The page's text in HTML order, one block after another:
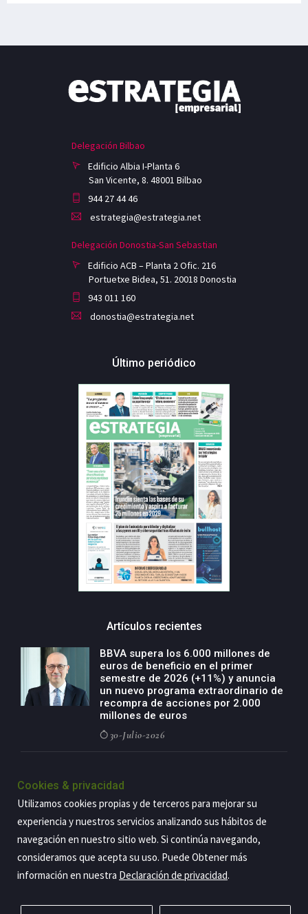
Delegación Bilbao
Edificio Albia I-Planta 6
San Vicente, 8. 48001 Bilbao
944 27 44 46
estrategia@estrategia.net
Delegación Donostia-San Sebastian
Edificio ACB – Planta 2 Ofic. 216
Portuetxe Bidea, 51. 20018 Donostia
943 011 160
donostia@estrategia.net
Último periódico
Artículos recientes
BBVA supera los 6.000 millones de
euros de beneficio en el primer
semestre de 2026 (+11%) y anuncia
un nuevo programa extraordinario de
recompra de acciones por 2.000
millones de euros
30-Julio-2026
negocio agro con un modelo global
de especialización presente en siete
países
29-Julio-2026
Cookies & privacidad
Utilizamos cookies propias y de terceros para mejorar su
experiencia y nuestros servicios analizando sus hábitos de
navegación en nuestro sitio web. Si continúa navegando,
consideramos que acepta su uso. Puede Obtener más
información en nuestra Declaración de privacidad.